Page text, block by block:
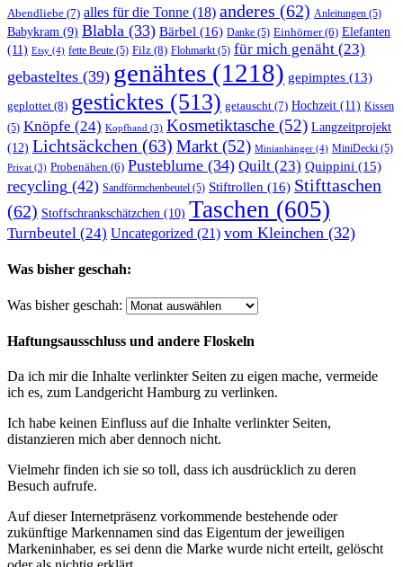
Abendliebe (7) alles für die Tonne (18) anderes (62) Anleitungen (5)
Babykram (9) Blabla (33) Bärbel (16) Danke (5) Einhörner(6) Elefanten
(11) Etsy (4) fette Beute (5) Filz (8) Flohmarkt(5) für mich genäht (23)
gebasteltes (39) genähtes (1218) gepimptes (13)
geplottet (8) gesticktes (513) getauscht (7) Hochzeit (11) Kissen
(5) Knöpfe (24) Kopfband (3) Kosmetiktasche (52) Langzeitprojekt
(12) Lichtsäckchen (63) Markt (52) Minianhänger (4) MiniDecki (5)
Privat (3) Probenähen (6) Pusteblume (34) Quilt (23) Quippini (15)
recycling (42) Sandförmchenbeutel (5) Stiftrollen (16) Stifttaschen
(62) Stoffschrankschätzchen (10) Taschen (605)
Turnbeutel (24) Uncategorized (21) vom Kleinchen (32)
Was bisher geschah:
Was bisher geschah:
Haftungsausschluss und andere Floskeln
Da ich mir die Inhalte verlinkter Seiten zu eigen mache, vermeide
ich es, zum Landgericht Hamburg zu verlinken.
Ich habe keinen Einfluss auf die Inhalte verlinkter Seiten,
distanzieren mich aber dennoch nicht.
Vielmehr finden ich sie so toll, dass ich ausdrücklich zu deren
Besuch aufrufe.
Auf dieser Internetpräsenz vorkommende bestehende oder
zukünftige Markennamen sind das Eigentum der jeweiligen
Markeninhaber, es sei denn die Marke wurde nicht erteilt, gelöscht